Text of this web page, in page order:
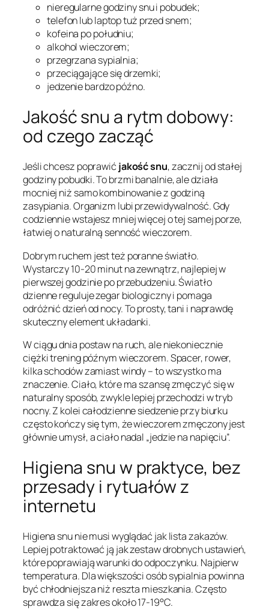
nieregularne godziny snu i pobudek;
telefon lub laptop tuż przed snem;
kofeina po południu;
alkohol wieczorem;
przegrzana sypialnia;
przeciągające się drzemki;
jedzenie bardzo późno.
Jakość snu a rytm dobowy:
od czego zacząć
Jeśli chcesz poprawić jakość snu, zacznij od stałej
godziny pobudki. To brzmi banalnie, ale działa
mocniej niż samo kombinowanie z godziną
zasypiania. Organizm lubi przewidywalność. Gdy
codziennie wstajesz mniej więcej o tej samej porze,
łatwiej o naturalną senność wieczorem.
Dobrym ruchem jest też poranne światło.
Wystarczy 10-20 minut na zewnątrz, najlepiej w
pierwszej godzinie po przebudzeniu. Światło
dzienne reguluje zegar biologiczny i pomaga
odróżnić dzień od nocy. To prosty, tani i naprawdę
skuteczny element układanki.
W ciągu dnia postaw na ruch, ale niekoniecznie
ciężki trening późnym wieczorem. Spacer, rower,
kilka schodów zamiast windy – to wszystko ma
znaczenie. Ciało, które ma szansę zmęczyć się w
naturalny sposób, zwykle lepiej przechodzi w tryb
nocny. Z kolei całodzienne siedzenie przy biurku
często kończy się tym, że wieczorem zmęczony jest
głównie umysł, a ciało nadal „jedzie na napięciu”.
Higiena snu w praktyce, bez
przesady i rytuałów z
internetu
Higiena snu nie musi wyglądać jak lista zakazów.
Lepiej potraktować ją jak zestaw drobnych ustawień,
które poprawiają warunki do odpoczynku. Najpierw
temperatura. Dla większości osób sypialnia powinna
być chłodniejsza niż reszta mieszkania. Często
sprawdza się zakres około 17-19°C.